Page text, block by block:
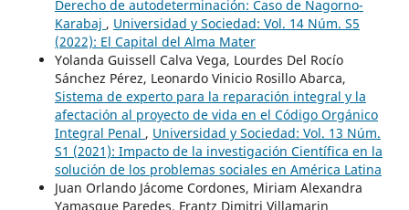
Derecho de autodeterminación: Caso de Nagorno-
Karabaj , Universidad y Sociedad: Vol. 14 Núm. S5
(2022): El Capital del Alma Mater
Yolanda Guissell Calva Vega, Lourdes Del Rocío
Sánchez Pérez, Leonardo Vinicio Rosillo Abarca,
Sistema de experto para la reparación integral y la
afectación al proyecto de vida en el Código Orgánico
Integral Penal , Universidad y Sociedad: Vol. 13 Núm.
S1 (2021): Impacto de la investigación Científica en la
solución de los problemas sociales en América Latina
Juan Orlando Jácome Cordones, Miriam Alexandra
Yamasque Paredes, Frantz Dimitri Villamarin